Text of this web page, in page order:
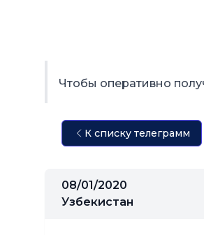
Чтобы оперативно
К списку телеграмм
08/01/2020
Узбекистан